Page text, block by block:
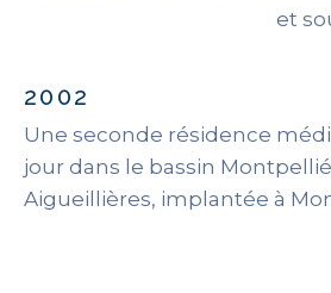
et
2002
Une seconde résidence
jour dans le bassin
Aigueillières, implantée à